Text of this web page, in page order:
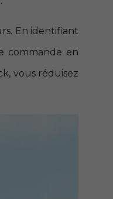
En identifiant
commande en
vous réduisez